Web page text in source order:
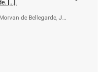
[...].
Morvan de Bellegarde, Je